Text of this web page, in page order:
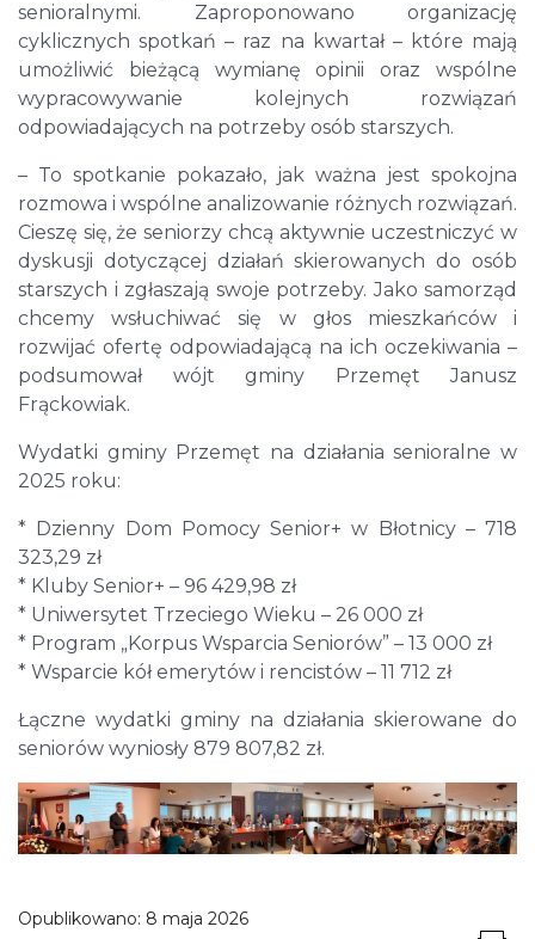
senioralnymi. Zaproponowano organizację
cyklicznych spotkań – raz na kwartał – które mają
umożliwić bieżącą wymianę opinii oraz wspólne
wypracowywanie kolejnych rozwiązań
odpowiadających na potrzeby osób starszych.
– To spotkanie pokazało, jak ważna jest spokojna
rozmowa i wspólne analizowanie różnych rozwiązań.
Cieszę się, że seniorzy chcą aktywnie uczestniczyć w
dyskusji dotyczącej działań skierowanych do osób
starszych i zgłaszają swoje potrzeby. Jako samorząd
chcemy wsłuchiwać się w głos mieszkańców i
rozwijać ofertę odpowiadającą na ich oczekiwania –
podsumował wójt gminy Przemęt Janusz
Frąckowiak.
Wydatki gminy Przemęt na działania senioralne w
2025 roku:
* Dzienny Dom Pomocy Senior+ w Błotnicy – 718
323,29 zł
* Kluby Senior+ – 96 429,98 zł
* Uniwersytet Trzeciego Wieku – 26 000 zł
* Program „Korpus Wsparcia Seniorów” – 13 000 zł
* Wsparcie kół emerytów i rencistów – 11 712 zł
Łączne wydatki gminy na działania skierowane do
seniorów wyniosły 879 807,82 zł.
Opublikowano: 8 maja 2026